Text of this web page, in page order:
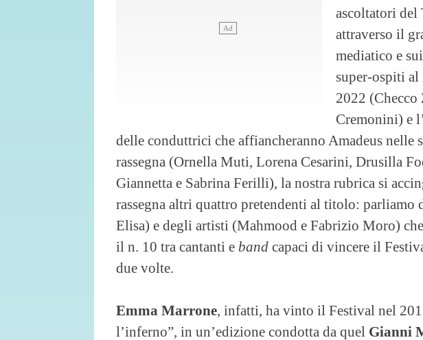
ascoltatori del
attraverso il
mediatico e sui
super-ospiti al
2022 (Checco
Cremonini) e
delle conduttrici che affiancheranno Amadeus nelle
rassegna (Ornella Muti, Lorena Cesarini, Drusilla
Giannetta e Sabrina Ferilli), la nostra rubrica si
rassegna altri quattro pretendenti al titolo: parliamo
Elisa) e degli artisti (Mahmood e Fabrizio Moro)
il n. 10 tra cantanti e band capaci di vincere il
due volte.
Emma Marrone, infatti, ha vinto il Festival nel
l’inferno”, in un’edizione condotta da quel Gianni